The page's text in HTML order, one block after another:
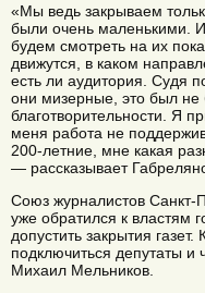
«Мы ведь закрываем
были очень маленькими.
будем смотреть на их
движутся, в каком
есть ли аудитория. Судя
они мизерные, это был не
благотворительности. Я
меня работа не
200-летние, мне какая
— рассказывает
Союз журналистов Санкт-
уже обратился к властям
допустить закрытия
подключиться депутаты и
Михаил Мельников.